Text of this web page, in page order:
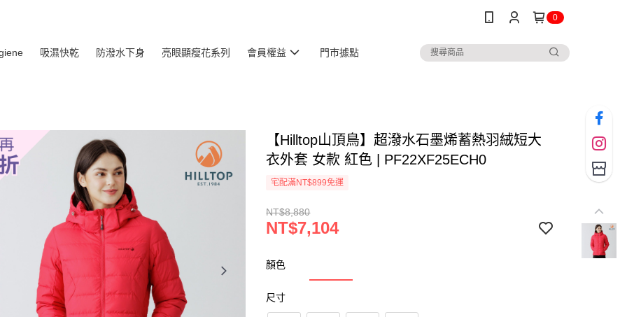
0
吸濕快乾 防潑水下身 亮眼顯瘦花系列 會員權益 門市據點
【Hilltop山頂鳥】超潑水石墨烯蓄熱羽絨短大
衣外套 女款 紅色 | PF22XF25ECH0
宅配滿NT$899免運
NT$8,880
NT$7,104
顏色
尺寸